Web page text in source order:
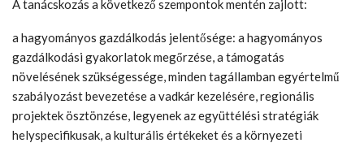
A tanácskozás a következő szempontok mentén zajlott:
a hagyományos gazdálkodás jelentősége: a hagyományos
gazdálkodási gyakorlatok megőrzése, a támogatás
növelésének szükségessége, minden tagállamban egyértelmű
szabályozást bevezetése a vadkár kezelésére, regionális
projektek ösztönzése, legyenek az együttélési stratégiák
helyspecifikusak, a kulturális értékeket és a környezeti